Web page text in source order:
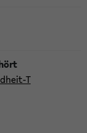
T